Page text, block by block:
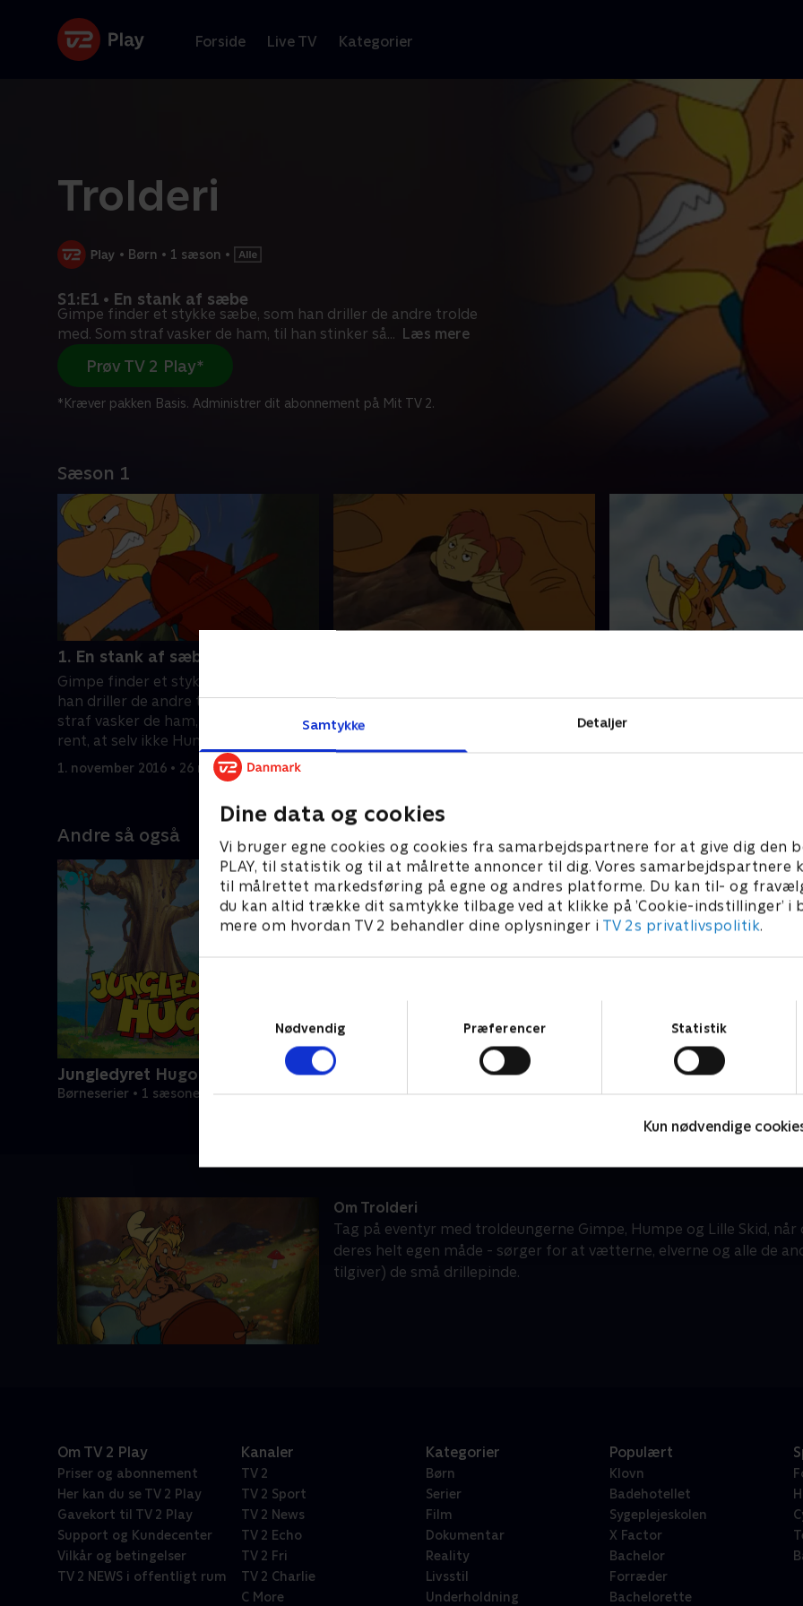
Samtykke Detaljer
Dine data og cookies
Vi bruger egne cookies og cookies fra samarbejdspartnere for at give dig den
PLAY, til statistik og til at målrette annoncer til dig. Vores samarbejdspartnere
til målrettet markedsføring på egne og andres platforme. Du kan til- og
du kan altid trække dit samtykke tilbage ved at klikke på ’Cookie-indstillinger’ i
mere om hvordan TV 2 behandler dine oplysninger i TV 2s privatlivspolitik.
Nødvendig
Præferencer Statistik
Kun nødvendige
Forside Live TV Kategorier
Trolderi
• Børn • 1 sæson •
S1:E1 • En stank af sæbe
Gimpe finder et stykke sæbe, som han driller de andre trolde
med. Som straf vasker de ham, til han stinker så... Læs mere
Prøv TV 2 Play*
*Kræver pakken Basis. Administrer dit abonnement på Mit TV 2.
Sæson 1
1. En stank af sæbe
Gimpe finder et stykke sæbe, som
han driller de andre trolde med. Som
straf vasker de ham, til han stinker så
rent, at selv ikke Humpe kan holde
det ud!
1. november 2016 • 26 min
vættebørn må ikke komme med, men
vættepigen Huldra vil også have et
klippestykker. Gimpe fjerner
Andre så også
Jungledyret Hugo
Børneserier • 1 sæsoner
Magnus & Myggen
Om Trolderi
Tag på eventyr med troldeungerne Gimpe, Humpe og Lille Skid,
deres helt egen måde - sørger for at vætterne, elverne og alle de
tilgiver) de små drillepinde.
Om TV 2 Play
Priser og abonnement
Her kan du se TV 2 Play
Gavekort til TV 2 Play
Support og Kundecenter
Vilkår og betingelser
TV 2 NEWS i offentligt rum
Kanaler
TV 2
TV 2 Sport
TV 2 News
TV 2 Echo
TV 2 Fri
TV 2 Charlie
C More
Kategorier
Børn
Serier
Film
Dokumentar
Reality
Livsstil
Underholdning
Populært
Klovn
Badehotellet
Sygeplejeskolen
X Factor
Bachelor
Forræder
Bachelorette